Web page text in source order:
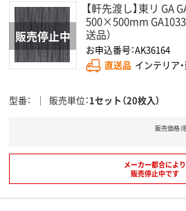
【軒先渡し】東リ GA
500×500mm
送品）
お申込番号：AK36164
直送品 インテリア
型番 販売単位 1セット（20枚入）
販売価格（
メーカー都合により
販売停止中です